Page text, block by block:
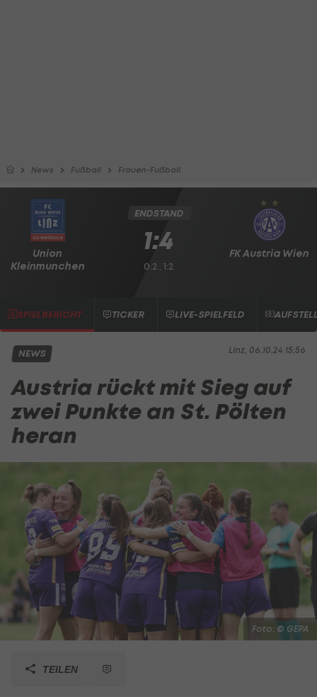
News Fußball Frauen-Fußball
Union
Kleinmunchen
FK Austria Wien
ENDSTAND
1:4
0:2 , 1:2
SPIELBERICHT TICKER LIVE-SPIELFELD
Linz, 06.10.24 15:56
NEWS
Austria rückt mit Sieg auf
zwei Punkte an St. Pölten
heran
Foto: © GEPA
TEILEN